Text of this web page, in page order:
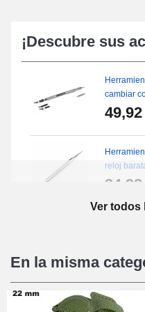
¡Descubre sus
cambiar
reloj
Kit de
Pies
Ver todos
En la misma